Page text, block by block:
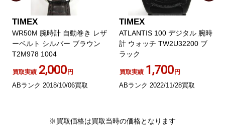
TIMEX
WR50M 腕時計 自動巻き レザ
ーベルト シルバー ブラウン
T2M978 1004
買取実績 2,000円
ABランク 2018/10/06買取
TIMEX
ATLANTIS 100 デジタル 腕時
計 ウォッチ TW2U32200 ブ
ラック
買取実績 1,700円
ABランク 2022/11/28買取
※買取価格は買取当時の価格となります